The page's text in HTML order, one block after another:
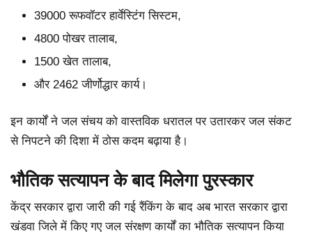
39000 रूफवॉटर हार्वेस्टिंग सिस्टम,
4800 पोखर तालाब,
1500 खेत तालाब,
और 2462 जीर्णोद्धार कार्य।
इन कार्यों ने जल संचय को वास्तविक धरातल पर उतारकर जल संकट
से निपटने की दिशा में ठोस कदम बढ़ाया है।
भौतिक सत्यापन के बाद मिलेगा पुरस्कार
केंद्र सरकार द्वारा जारी की गई रैंकिंग के बाद अब भारत सरकार द्वारा
खंडवा जिले में किए गए जल संरक्षण कार्यों का भौतिक सत्यापन किया